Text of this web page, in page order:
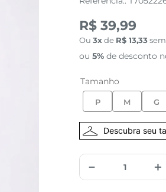
R$ 39,99
Ou 3 de R$ 13,33
ou 5% de desconto
Tamanho
P M G
＋
－